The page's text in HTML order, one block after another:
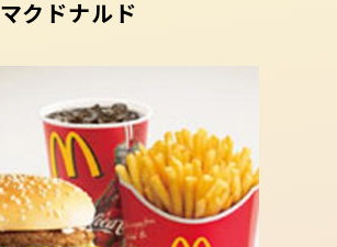
マクドナルド